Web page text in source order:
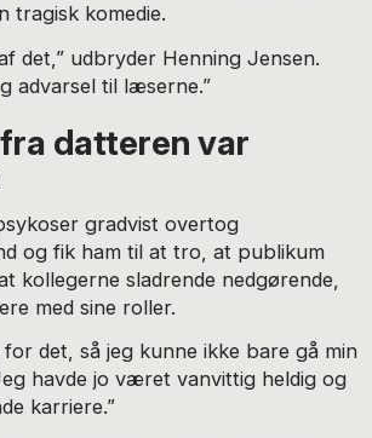
tragisk komedie.
det,” udbryder Henning Jensen.
advarsel til læserne.”
datteren var
gradvist overtog
og fik ham til at tro, at publikum
kollegerne sladrende nedgørende,
med sine roller.
for det, så jeg kunne ikke bare gå min
havde jo været vanvittig heldig og
karriere.”